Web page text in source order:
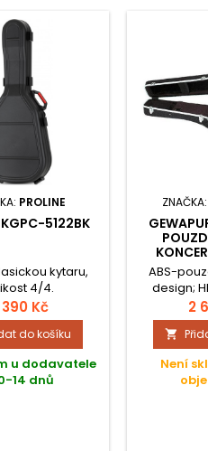
PROLINE
KGPC-5122BK
kytaru,
4/4.
Kč
do košíku
u dodavatele
14 dnů
ZNAČKA:
ABS-
design;
Přihrádka
víkem,
černý
Stabilní
2

Není